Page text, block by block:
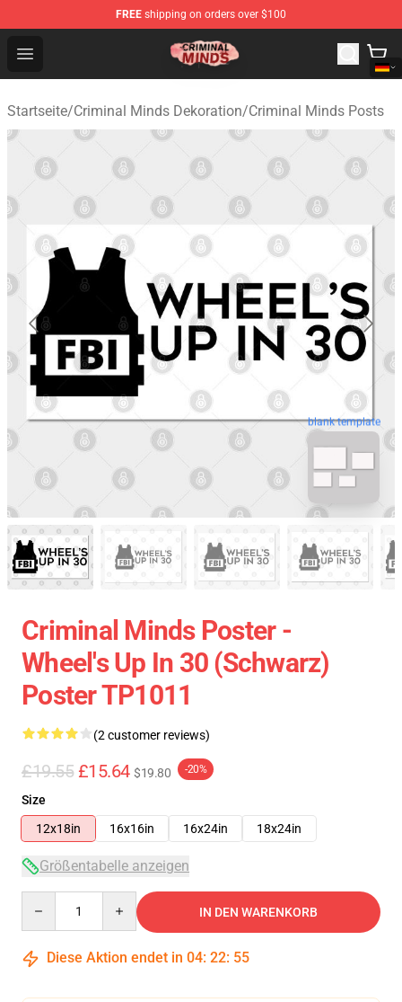
FREE shipping on orders over $100
Open menu
Criminal Minds Shop - Official Criminal Minds
Startseite/Criminal Minds Dekoration/Criminal Minds Posts
blank template
Criminal Minds Poster -
Wheel's Up In 30 (schwarz)
Poster TP1011
(2 customer reviews)
£19.55 £15.64 $19.80 -20%
Size
12x18in
16x16in 16x24in 18x24in
Größentabelle anzeigen
IN DEN WARENKORB
Diese Aktion endet in 04: 22: 54